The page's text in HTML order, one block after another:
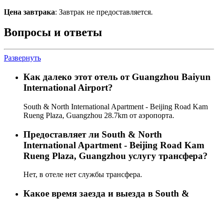
Цена завтрака: Завтрак не предоставляется.
Вопросы и ответы
Развернуть
Как далеко этот отель от Guangzhou Baiyun
International Airport?
South & North International Apartment - Beijing Road Kam
Rueng Plaza, Guangzhou 28.7km от аэропорта.
Предоставляет ли South & North
International Apartment - Beijing Road Kam
Rueng Plaza, Guangzhou услугу трансфера?
Нет, в отеле нет службы трансфера.
Какое время заезда и выезда в South &